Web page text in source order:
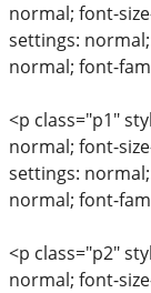
normal; font-
settings:
normal; font-
<p class="p1"
normal; font-
settings:
normal; font-
<p class="p2"
normal; font-